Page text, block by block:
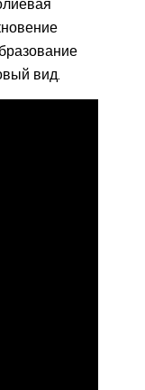
вид.